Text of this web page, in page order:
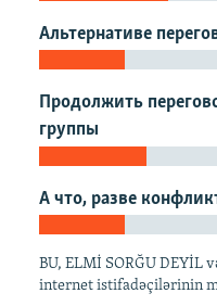
İNFOQRAFIKA
KARIKATURA
AZƏRBAYCAN ƏDƏBIYYATI
İSLAM VƏ DEMOKRATIYA
İZ - MƏDƏNIYYƏT PROQRAMI
MISSIYAMIZ
PEŞƏ ETIKASI VƏ
MATERIALLARIMIZDAN
AZADLIQRADIOSU MOBIL
BIZIMLƏ ƏLAQƏ
BIZI IZLƏ
Альтернативе
Продолжить
группы
А что, разве
BU, ELMİ SORĞU DEYİL
internet istifadəçilərinin